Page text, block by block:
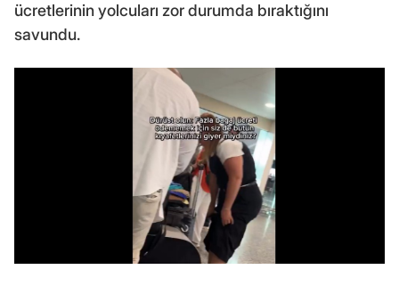
ücretlerinin yolcuları zor durumda bıraktığını
savundu.